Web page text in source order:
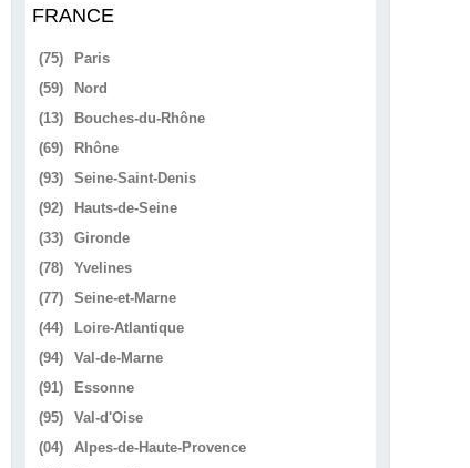
FRANCE
(75)
Paris
(59)
Nord
(13)
Bouches-du-Rhône
(69)
Rhône
(93)
Seine-Saint-Denis
(92)
Hauts-de-Seine
(33)
Gironde
(78)
Yvelines
(77)
Seine-et-Marne
(44)
Loire-Atlantique
(94)
Val-de-Marne
(91)
Essonne
(95)
Val-d'Oise
(04)
Alpes-de-Haute-Provence